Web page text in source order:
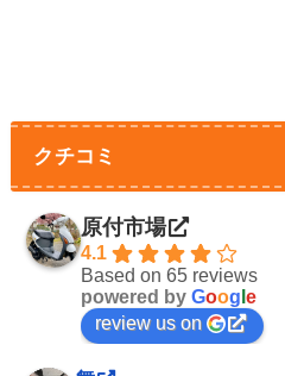
クチコミ
原付市場
4.1
Based on 65 reviews
powered by Goog e
review us on